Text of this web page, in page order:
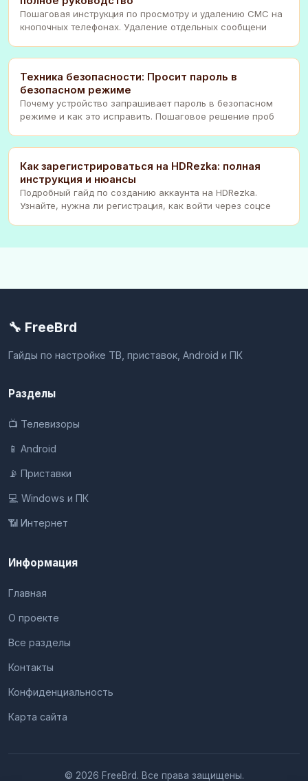
Пошаговая инструкция по просмотру и удалению СМС на
кнопочных телефонах. Удаление отдельных сообщени
Техника безопасности: Просит пароль в
безопасном режиме
Почему устройство запрашивает пароль в безопасном
режиме и как это исправить. Пошаговое решение проб
Как зарегистрироваться на HDRezka: полная
инструкция и нюансы
Подробный гайд по созданию аккаунта на HDRezka.
Узнайте, нужна ли регистрация, как войти через соцсе
🔧 FreeBrd
Гайды по настройке ТВ, приставок, Android и ПК
Разделы
📺 Телевизоры
📱 Android
📡 Приставки
💻 Windows и ПК
📶 Интернет
Информация
Главная
О проекте
Все разделы
Контакты
Конфиденциальность
Карта сайта
© 2026 FreeBrd. Все права защищены.